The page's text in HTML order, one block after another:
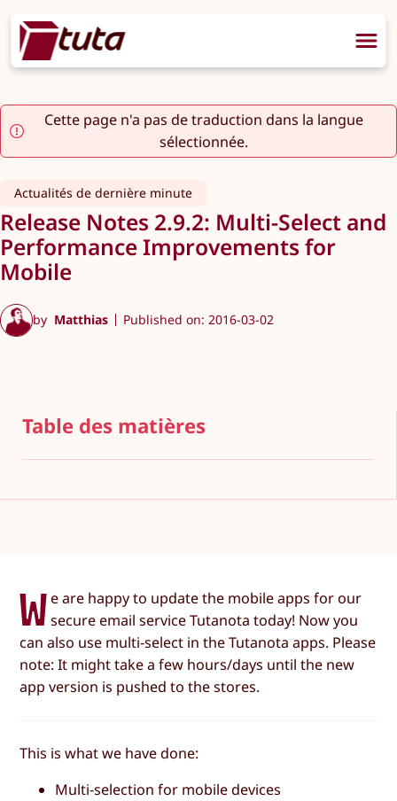
Cette page n'a pas de traduction dans la langue
sélectionnée.
Actualités de dernière minute
Release Notes 2.9.2: Multi-Select and
Performance Improvements for
Mobile
by Matthias Published on: 2016-03-02
Table des matières
W e are happy to update the mobile apps for our
secure email service Tutanota today! Now you
can also use multi-select in the Tutanota apps. Please
note: It might take a few hours/days until the new
app version is pushed to the stores.
This is what we have done:
Multi-selection for mobile devices